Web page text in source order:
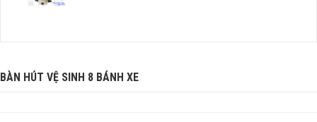
BÀN HÚT VỆ SINH 8 BÁNH XE